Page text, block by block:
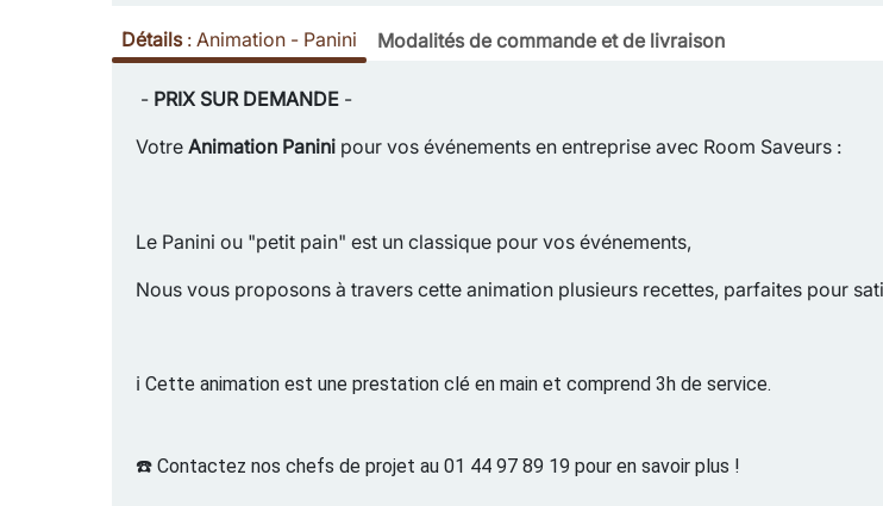
Détails: Animation - Panini Modalités de commande et de livraison
- PRIX SUR DEMANDE -
Votre Animation Panini pour vos événements en entreprise avec Room Saveurs :
Le Panini ou "petit pain" est un classique pour vos événements,
Nous vous proposons à travers cette animation plusieurs recettes, parfaites pour
ℹ️ Cette animation est une prestation clé en main et comprend 3h de service.
☎️ Contactez nos chefs de projet au 01 44 97 89 19 pour en savoir plus !